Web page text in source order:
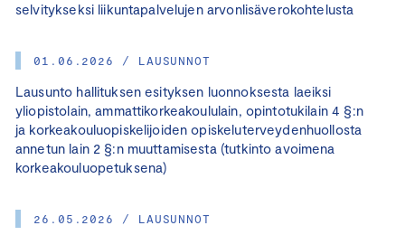
selvitykseksi liikuntapalvelujen arvonlisäverokohtelusta
01.06.2026 / LAUSUNNOT
Lausunto hallituksen esityksen luonnoksesta laeiksi
yliopistolain, ammattikorkeakoululain, opintotukilain 4 §:n
ja korkeakouluopiskelijoiden opiskeluterveydenhuollosta
annetun lain 2 §:n muuttamisesta (tutkinto avoimena
korkeakouluopetuksena)
26.05.2026 / LAUSUNNOT